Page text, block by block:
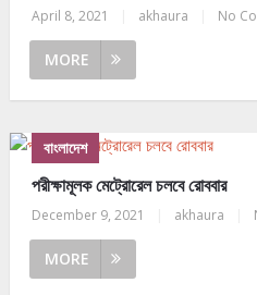
April 8, 2021 akhaura No
MORE
বাংলাদেশ
পরীক্ষামূলক মেট্রোরেল চলবে রোববার
December 9, 2021 akhaura
MORE